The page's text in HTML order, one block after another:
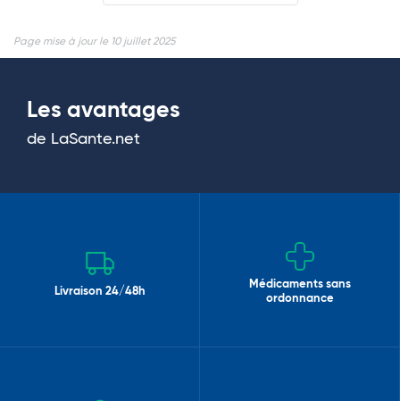
Page mise à jour le 10 juillet 2025
Les avantages
de LaSante.net
Livraison 24/48h
Médicaments sans
ordonnance